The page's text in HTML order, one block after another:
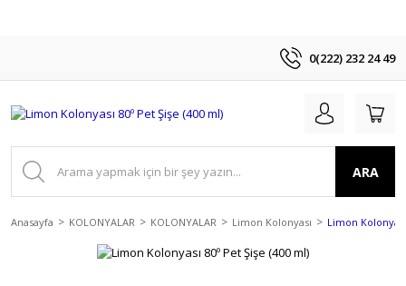
0(222) 232 24 49
ARA
Anasayfa KOLONYALAR KOLONYALAR Limon Kolonyası Limon